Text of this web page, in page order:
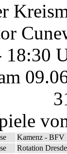
Kamenz - BFV
Rotation